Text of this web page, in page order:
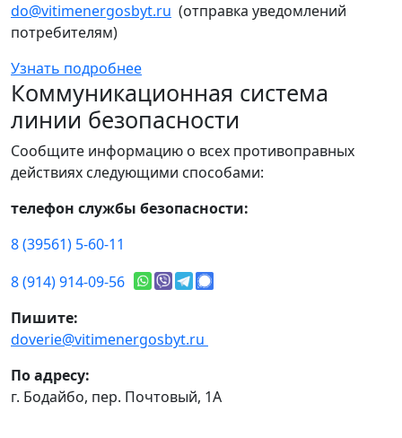
do@vitimenergosbyt.ru (отправка уведомлений
потребителям)
Узнать подробнее
Коммуникационная система
линии безопасности
Сообщите информацию о всех противоправных
действиях следующими способами:
телефон службы безопасности:
8 (39561) 5-60-11
8 (914) 914-09-56
Пишите:
doverie@vitimenergosbyt.ru
По адресу:
г. Бодайбо, пер. Почтовый, 1А